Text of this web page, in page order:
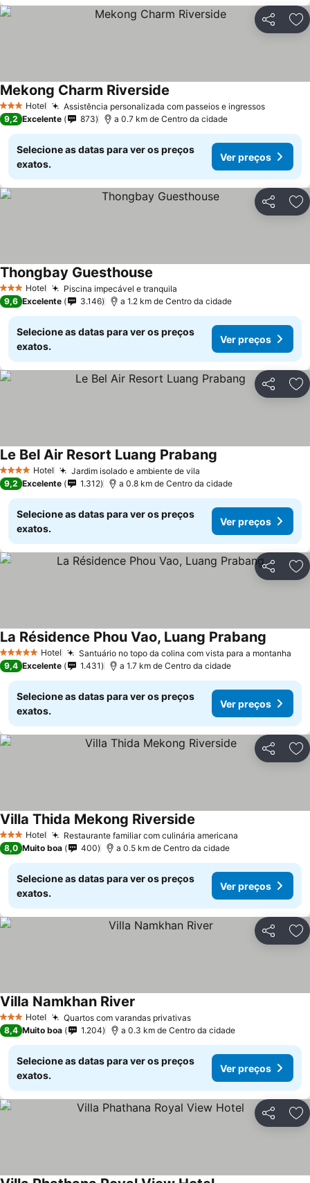
Partilhar
3 EstrelasHotel Assistência personalizada com passeios e ingressosVer
Mekong Charm Riverside
9,2 Excelente 873 a 0.7 km de Centro da cidade
Selecione as datas para ver os preços
exatos.
Ver preços
Partilhar
3 EstrelasHotel Piscina impecável e tranquila
Thongbay Guesthouse
9,6 Excelente 3.146 a 1.2 km de Centro da cidade
Selecione as datas para ver os preços
exatos.
Ver preços
Partilhar
4 EstrelasHotel Jardim isolado e ambiente de vila
Le Bel Air Resort Luang Prabang
9,2 Excelente 1.312 a 0.8 km de Centro da cidade
Selecione as datas para ver os preços
exatos.
Ver preços
Partilhar
5 Estrelas Hotel Santuário no topo da colina com vista para a montanha
La Résidence Phou Vao, Luang Prabang
9,4 Excelente 1.431 a 1.7 km de Centro da cidade
Selecione as datas para ver os preços
exatos.
Ver preços
Partilhar
3 EstrelasHotel Restaurante familiar com culinária americana
Villa Thida Mekong Riverside
8,0 Muito boa 400 a 0.5 km de Centro da cidade
Selecione as datas para ver os preços
exatos.
Ver preços
Partilhar
3 EstrelasHotel Quartos com varandas privativasVer preços
Villa Namkhan River
8,4 Muito boa 1.204 a 0.3 km de Centro da cidade
Selecione as datas para ver os preços
exatos.
Ver preços
Partilhar